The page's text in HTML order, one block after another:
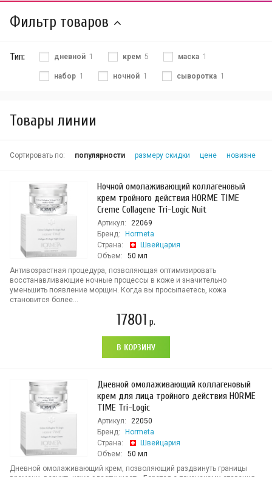
Фильтр товаров
Тип: дневной 1 крем 5 маска 1
набор 1 ночной 1 сыворотка 1
Товары линии
Сортировать по: популярности размеру скидки цене новизне
Ночной омолаживающий коллагеновый
крем тройного действия HORME TIME
Creme Collagene Tri-Logic Nuit
Артикул:
22069
Бренд:
Hormeta
Страна:
Швейцария
Объем:
50 мл
Антивозрастная процедура, позволяющая оптимизировать
восстанавливающие ночные процессы в коже и значительно
уменьшить появление морщин. Когда вы просыпаетесь, кожа
становится более...
17801 р.
В КОРЗИНУ
Дневной омолаживающий коллагеновый
крем для лица тройного действия HORME
TIME Tri-Logic
Артикул:
22050
Бренд:
Hormeta
Страна:
Швейцария
Объем:
50 мл
Дневной омолаживающий крем, позволяющий раздвинуть границы